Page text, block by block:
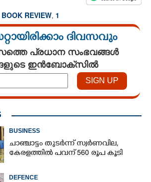
BOOK REVIEW, 1
ദിവസവും
പ്രധാന സംഭവങ്ങൾ
ഇൻബോക്സിൽ
BUSINESS
ചാഞ്ചാട്ടം തുടർന്ന് സ്വർണവില,
കേരളത്തിൽ പവന് 560 രൂപ കൂടി
DEFENCE